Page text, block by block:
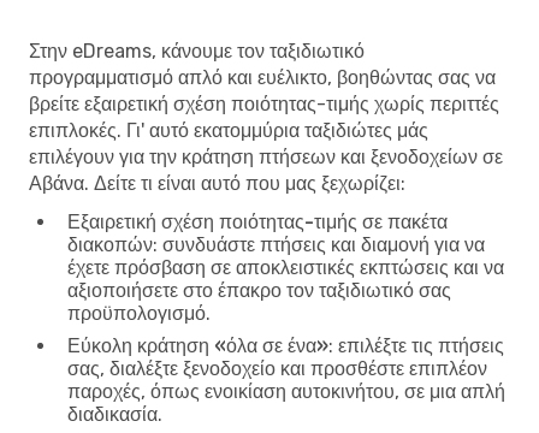
Στην eDreams, κάνουμε τον ταξιδιωτικό
προγραμματισμό απλό και ευέλικτο, βοηθώντας σας να
βρείτε εξαιρετική σχέση ποιότητας-τιμής χωρίς περιττές
επιπλοκές. Γι' αυτό εκατομμύρια ταξιδιώτες μάς
επιλέγουν για την κράτηση πτήσεων και ξενοδοχείων σε
Αβάνα. Δείτε τι είναι αυτό που μας ξεχωρίζει:
Εξαιρετική σχέση ποιότητας-τιμής σε πακέτα
διακοπών: συνδυάστε πτήσεις και διαμονή για να
έχετε πρόσβαση σε αποκλειστικές εκπτώσεις και να
αξιοποιήσετε στο έπακρο τον ταξιδιωτικό σας
προϋπολογισμό.
Εύκολη κράτηση «όλα σε ένα»: επιλέξτε τις πτήσεις
σας, διαλέξτε ξενοδοχείο και προσθέστε επιπλέον
παροχές, όπως ενοικίαση αυτοκινήτου, σε μια απλή
διαδικασία.